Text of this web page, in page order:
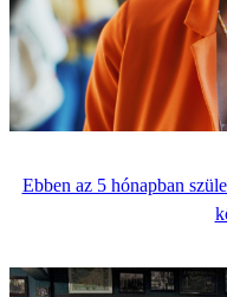
Ebben az 5 hónapban